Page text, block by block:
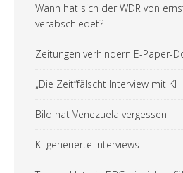
Wann hat sich der WDR von
verabschiedet?
Zeitungen verhindern E-Paper-
„Die Zeit“fälscht Interview mit KI
Bild hat Venezuela vergessen
KI-generierte Interviews